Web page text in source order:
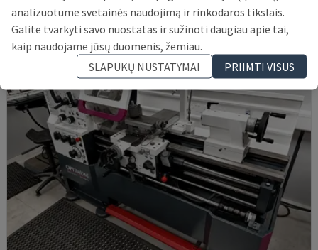
analizuotume svetainės naudojimą ir rinkodaros tikslais.
Galite tvarkyti savo nuostatas ir sužinoti daugiau apie tai,
kaip naudojame jūsų duomenis, žemiau.
SLAPUKŲ NUSTATYMAI
PRIIMTI VISUS